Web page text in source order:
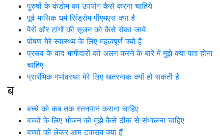
पुरुषों के कंडोम का उपयोग कैसे करना चाहिये
पूर्व मासिक धर्म सिंड्रोम पीएमएस क्या है
पैरों और टांगों की सूजन को कैसे रोका जाये
पोषण मेरे स्वास्थ्य के लिए महत्वपूर्ण क्यों है
प्रसव के बाद भागीदारों को अलग करने के बारे में मुझे क्या पता होना
चाहिए
प्रारंभिक गर्भावस्था मेरे लिए खतरनाक क्यों हो सकती है
ब
बच्चे को कब तक स्तनपान कराना चाहिए
बच्चों के लिए भोजन को मुझे कैसे ठीक से संभालना चाहिए
बच्चों को लेकर आम टकराव क्या हैं